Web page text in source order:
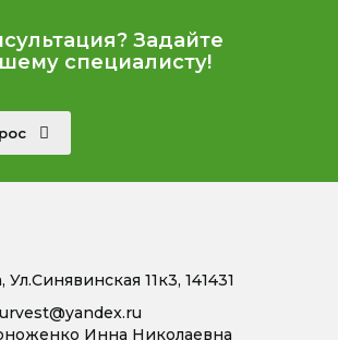
Задайте
специалисту!
Ул.Синявинская 11к3, 141431
Инна Николаевна